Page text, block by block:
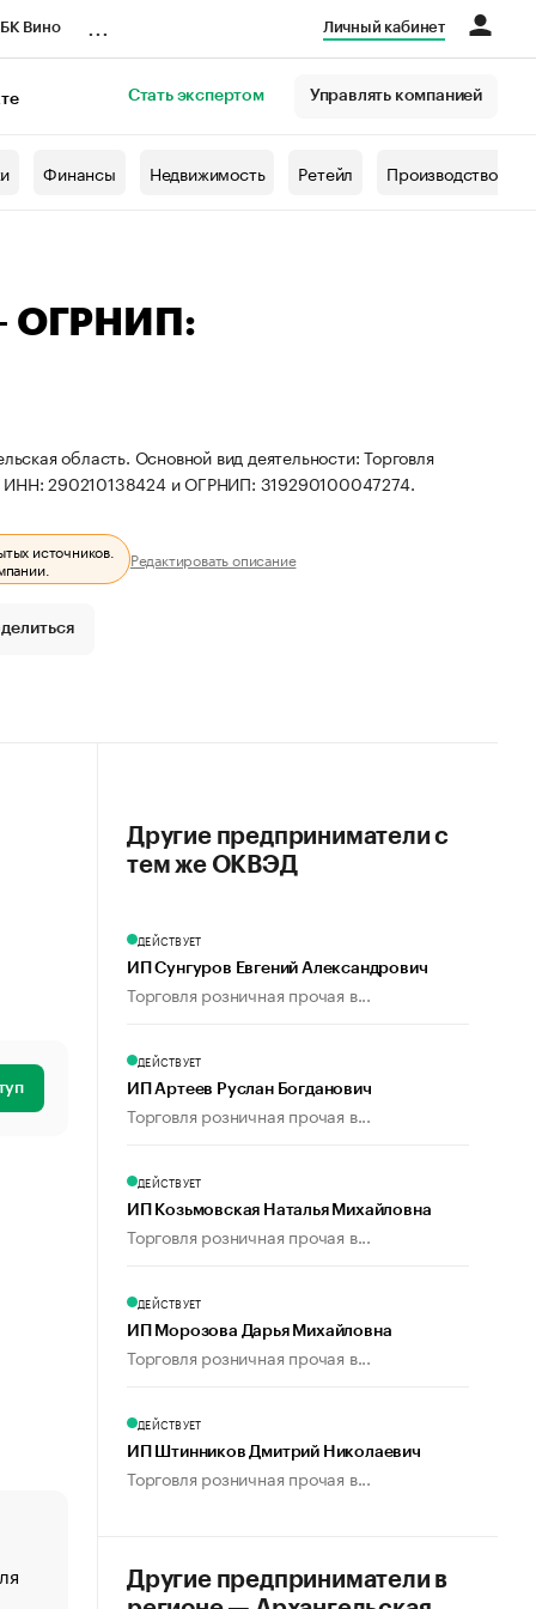
Вино Личный кабинет
Стать экспертом Управлять компанией
Финансы Недвижимость Ретейл Производство
ОГРНИП:
область. Основной вид деятельности: Торговля
ИНН: 290210138424 и ОГРНИП: 319290100047274.
источников.
Редактировать описание
«От спорта тело стареет иначе». Как живет глава
создавшей GTA
Другие предприниматели с
тем же ОКВЭД
ДЕЙСТВУЕТ
ИП Сунгуров Евгений Александрович
Торговля розничная прочая в...
ДЕЙСТВУЕТ
ИП Артеев Руслан Богданович
Торговля розничная прочая в...
ДЕЙСТВУЕТ
ИП Козьмовская Наталья Михайловна
Торговля розничная прочая в...
ДЕЙСТВУЕТ
ИП Морозова Дарья Михайловна
Торговля розничная прочая в...
ДЕЙСТВУЕТ
ИП Штинников Дмитрий Николаевич
Торговля розничная прочая в...
Другие предприниматели в